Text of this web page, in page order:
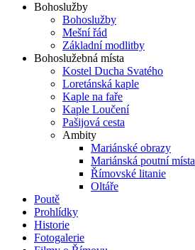
Bohoslužby
Bohoslužby
Mešní řád
Základní modlitby
Bohoslužebná místa
Kostel Ducha Svatého
Loretánská kaple
Kaple na faře
Kaple Loučení
Pašijová cesta
Ambity
Mariánské obrazy
Mariánská poutní místa
Římovské litanie
Oltáře
Poutě
Prohlídky
Historie
Fotogalerie